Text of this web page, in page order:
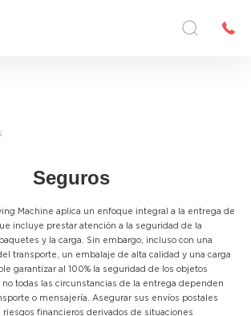
Seguros
Machine aplica un enfoque integral a la entrega de
incluye prestar atención a la seguridad de la
y la carga. Sin embargo, incluso con una
transporte, un embalaje de alta calidad y una carga
garantizar al 100% la seguridad de los objetos
no todas las circunstancias de la entrega dependen
o mensajería. Asegurar sus envíos postales
riesgos financieros derivados de situaciones